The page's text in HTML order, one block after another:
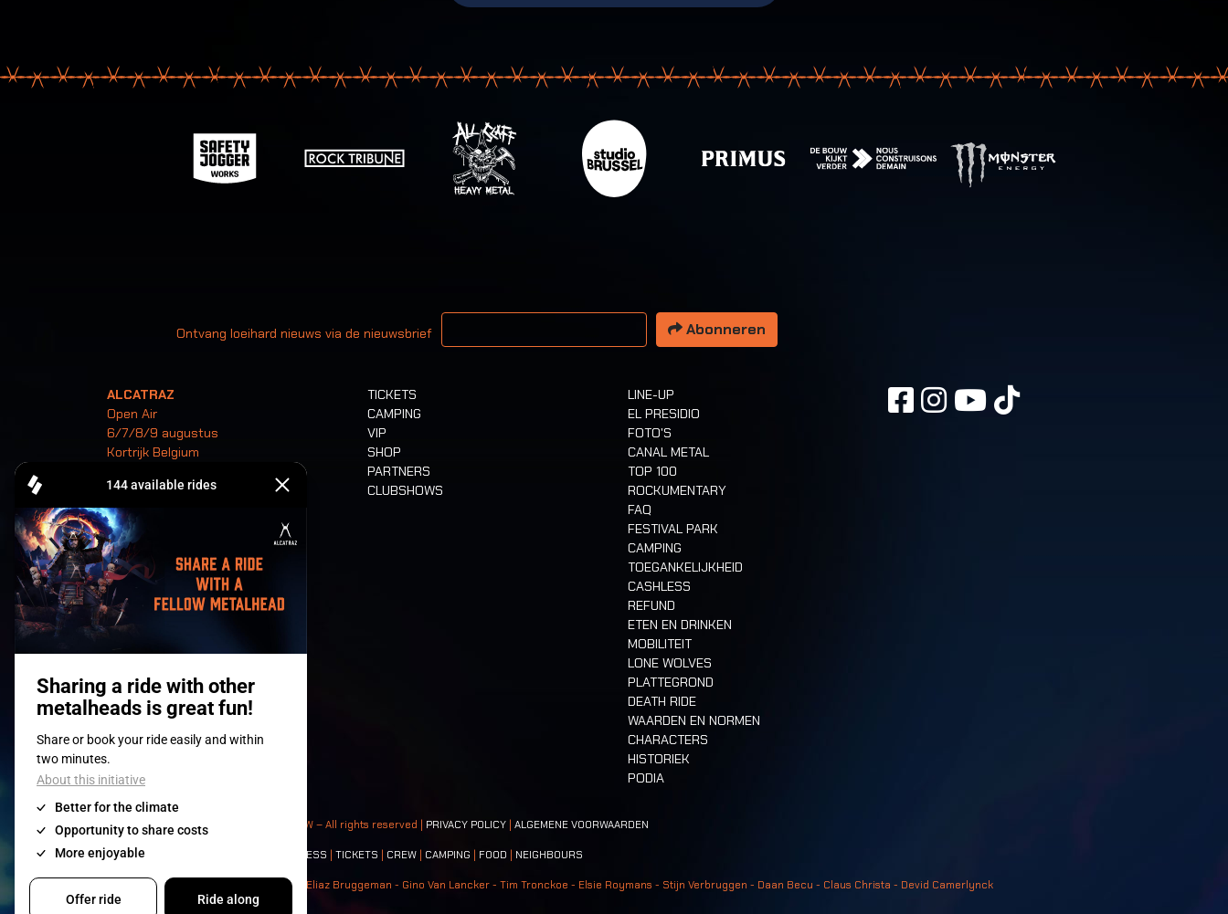
Ontvang loeihard nieuws via de nieuwsbrief
Uw email adres
Abonneren
ALCATRAZ
Open Air
6/7/8/9 augustus
Kortrijk Belgium
Tickets
TICKETS
CAMPING
VIP
SHOP
PARTNERS
CLUBSHOWS
LINE-UP
EL PRESIDIO
FOTO'S
CANAL METAL
TOP 100
ROCKUMENTARY
FAQ
FESTIVAL PARK
CAMPING
TOEGANKELIJKHEID
CASHLESS
REFUND
ETEN EN DRINKEN
MOBILITEIT
LONE WOLVES
PLATTEGROND
DEATH RIDE
WAARDEN EN NORMEN
CHARACTERS
HISTORIEK
PODIA
© 2008-2026 - Apache Productions VZW – All rights reserved | PRIVACY POLICY ALGEMENE VOORWAARDEN
Contact: PRESS TICKETS CREW CAMPING FOOD NEIGHBOURS
Photos: Ann Kermans - Hans Van Hoof - Eliaz Bruggeman - Gino Van Lancker - Tim Tronckoe - Elsie Roymans - Stijn Verbruggen - Daan Becu - Claus Christa - Devid Camerlynck